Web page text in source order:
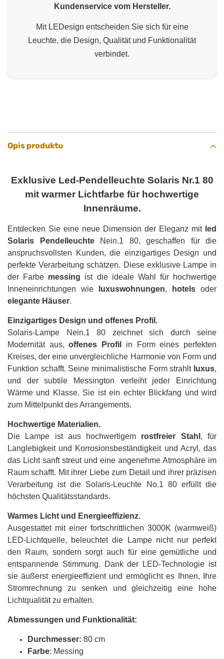
Kundenservice vom Hersteller.
Mit LEDesign entscheiden Sie sich für eine
Leuchte, die Design, Qualität und Funktionalität
verbindet.
Opis produktu
Exklusive Led-Pendelleuchte Solaris Nr.1 80
mit warmer Lichtfarbe für hochwertige
Innenräume.
Entdecken Sie eine neue Dimension der Eleganz mit led
Solaris Pendelleuchte
Nein.1 80, geschaffen für die
anspruchsvollsten Kunden, die einzigartiges Design und
perfekte Verarbeitung schätzen. Diese exklusive Lampe in
der Farbe messing ist die ideale Wahl für hochwertige
Inneneinrichtungen wie
luxuswohnungen, hotels oder
elegante Häuser.
Einzigartiges Design und offenes Profil.
Solaris-Lampe Nein.1 80 zeichnet sich durch seine
Modernität aus, offenes Profil
in Form eines perfekten
Kreises, der eine unvergleichliche Harmonie von Form und
Funktion schafft. Seine minimalistische Form strahlt luxus,
und der subtile Messington verleiht jeder Einrichtung
Wärme und Klasse. Sie ist ein echter Blickfang und wird
zum Mittelpunkt des Arrangements.
Hochwertige Materialien.
Die Lampe ist aus hochwertigem
rostfreier Stahl , für
Langlebigkeit und Korrosionsbeständigkeit und Acryl, das
das Licht sanft streut und eine angenehme Atmosphäre im
Raum schafft. Mit ihrer Liebe zum Detail und ihrer präzisen
Verarbeitung ist die Solaris-Leuchte No.1 80 erfüllt die
höchsten Qualitätsstandards.
Warmes Licht und Energieeffizienz.
Ausgestattet mit einer fortschrittlichen 3000K (warmweiß)
LED-Lichtquelle, beleuchtet die Lampe nicht nur perfekt
den Raum, sondern sorgt auch für eine gemütliche und
entspannende Stimmung. Dank der LED-Technologie ist
sie äußerst energieeffizient und ermöglicht es Ihnen, Ihre
Stromrechnung zu senken und gleichzeitig eine hohe
Lichtqualität zu erhalten.
Abmessungen und Funktionalität:
Durchmesser: 80 cm
Farbe: Messing